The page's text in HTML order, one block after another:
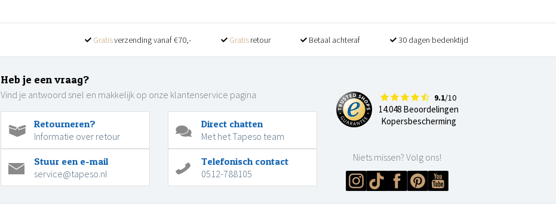
Gratisverzending vanaf €70,- Gratisretour Betaal achteraf 30 dagen bedenktijd
Heb je een vraag?
Vind je antwoord snel en makkelijk op onze klantenservice pagina
Retourneren?
Informatie over retour
Direct chatten
Met het Tapeso team
Stuur een e-mail
service@tapeso.nl
Telefonisch contact
0512-788105
9.1/10
14.048 Beoordelingen
Kopersbescherming
Niets missen? Volg ons!